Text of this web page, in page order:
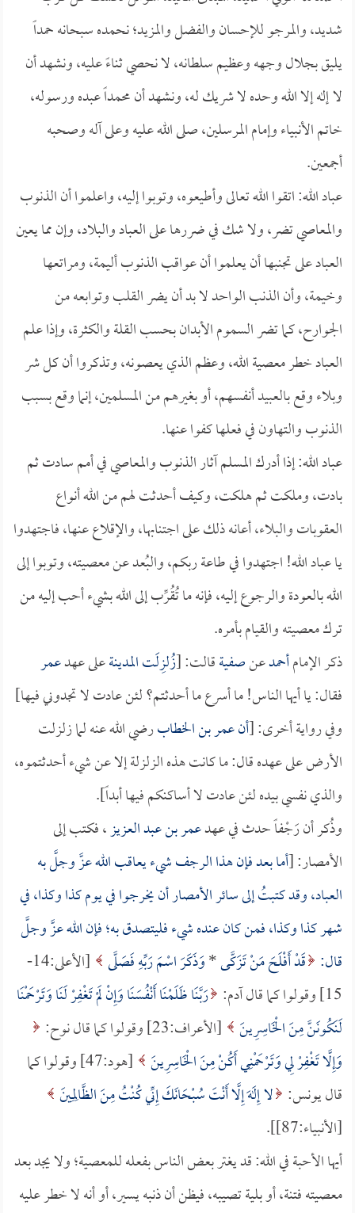
شديد، والمرجو للإحسان والفضل والمزيد؛ نحمده سبحانه حمداً
يليق بجلال وجهه وعظيم سلطانه، لا نحصي ثناءً عليه، ونشهد أن
لا إله إلا الله وحده لا شريك له، ونشهد أن محمداً عبده ورسوله،
خاتم الأنبياء وإمام المرسلين، صلى الله عليه وعلى آله وصحبه
أجمعين.
عباد الله: اتقوا الله تعالى وأطيعوه، وتوبوا إليه، واعلموا أن الذنوب
والمعاصي تضر، ولا شك في ضررها على العباد والبلاد، وإن مما يعين
العباد على تجنبها أن يعلموا أن عواقب الذنوب أليمة، ومراتعها
وخيمة، وأن الذنب الواحد لا بد أن يضر القلب وتوابعه من
الجوارح، كما تضر السموم الأبدان بحسب القلة والكثرة، وإذا علم
العباد خطر معصية الله، وعظم الذي يعصونه، وتذكروا أن كل شر
وبلاء وقع بالعبيد أنفسهم، أو بغيرهم من المسلمين، إنما وقع بسبب
الذنوب والتهاون في فعلها كفوا عنها.
عباد الله: إذا أدرك المسلم آثار الذنوب والمعاصي في أمم سادت ثم
بادت، وملكت ثم هلكت، وكيف أحدثت لهم من الله أنواع
العقوبات والبلاء، أعانه ذلك على اجتنابها، والإقلاع عنها، فاجتهدوا
يا عباد الله! اجتهدوا في طاعة ربكم، والبُعد عن معصيته، وتوبوا إلى
الله بالعودة والرجوع إليه، فإنه ما تُقُرِّب إلى الله بشيء أحب إليه من
ترك معصيته والقيام بأمره.
ذكر الإمامأحمدعنصفيةقالت: [زُلزِلَتالمدينةعلى عهدعمر
فقال: يا أيها الناس! ما أسرع ما أحدثتم؟ لئن عادت لا تجدوني فيها]
وفي رواية أخرى: [أنعمر بن الخطابرضي الله عنه لما زلزلت
الأرض على عهده قال: ما كانت هذه الزلزلة إلا عن شيء أحدثتموه،
والذي نفسي بيده لئن عادت لا أساكنكم فيها أبداً].
وذُكر أن رَجْفاً حدث في عهدعمر بن عبد العزيز، فكتب إلى
الأمصار: [أما بعد فإن هذا الرجف شيء يعاقب الله عزَّ وجلَّ به
العباد، وقد كتبتُ إلى سائر الأمصار أن يخرجوا في يوم كذا وكذا، في
شهر كذا وكذا، فمن كان عنده شيء فليتصدق به؛ فإن الله عزَّ وجلَّ
قال: قَدْ أَفْلَحَ مَنْ تَزَكَّى*وَذَكَرَ اسْمَ رَبِّهِ فَصَلَّى
[الأعلى:14-
15] وقولوا كما قال آدم:
رَبَّنَا ظَلَمْنَا أَنْفُسَنَا وَإِنْ لَمْ تَغْفِرْ لَنَا وَتَرْحَمْنَا
لَنَكُونَنَّ مِنَ الْخَاسِرِينَ [الأعراف:23] وقولوا كما قال نوح:
وَإِلَّا تَغْفِرْ لِي وَتَرْحَمْنِي أَكُنْ مِنَ الْخَاسِرِينَ
[هود:47] وقولوا كما
قال يونس: لا إِلَهَ إِلَّا أَنْتَ سُبْحَانَكَ إِنِّي كُنْتُ مِنَ الظَّالِمِينَ
[الأنبياء:87]].
أيها الأحبة في الله: قد يغتر بعض الناس بفعله للمعصية؛ ولا يجد بعد
معصيته فتنة، أو بلية تصيبه، فيظن أن ذنبه يسير، أو أنه لا خطر عليه